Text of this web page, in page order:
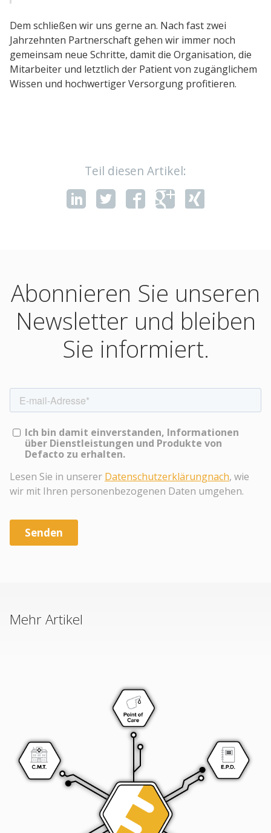
Dem schließen wir uns gerne an. Nach fast zwei
Jahrzehnten Partnerschaft gehen wir immer noch
gemeinsam neue Schritte, damit die Organisation, die
Mitarbeiter und letztlich der Patient von zugänglichem
Wissen und hochwertiger Versorgung profitieren.
Teil diesen Artikel:
Abonnieren Sie unseren
Newsletter und bleiben
Sie informiert.
Mehr Artikel